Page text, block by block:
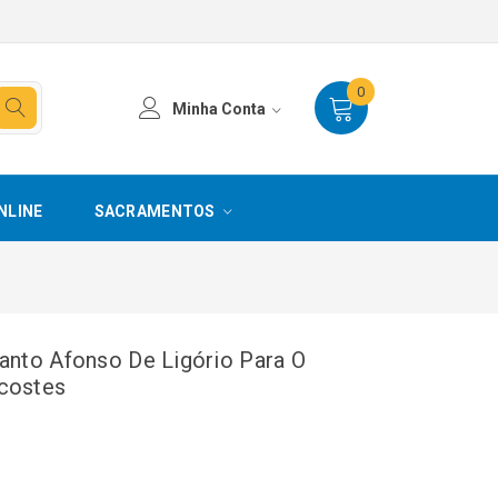
0
Minha Conta
SACRAMENTOS
Afonso De Ligório Para O